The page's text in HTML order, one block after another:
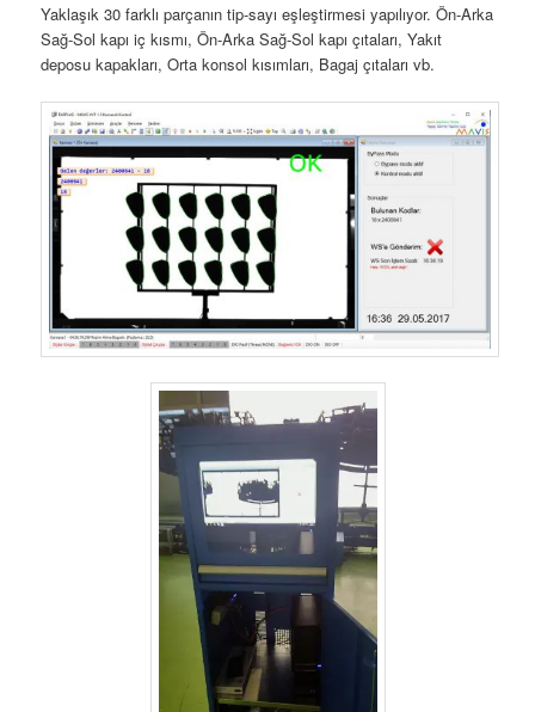
Yaklaşık 30 farklı parçanın tip-sayı eşleştirmesi yapılıyor. Ön-Arka
Sağ-Sol kapı iç kısmı, Ön-Arka Sağ-Sol kapı çıtaları, Yakıt
deposu kapakları, Orta konsol kısımları, Bagaj çıtaları vb.